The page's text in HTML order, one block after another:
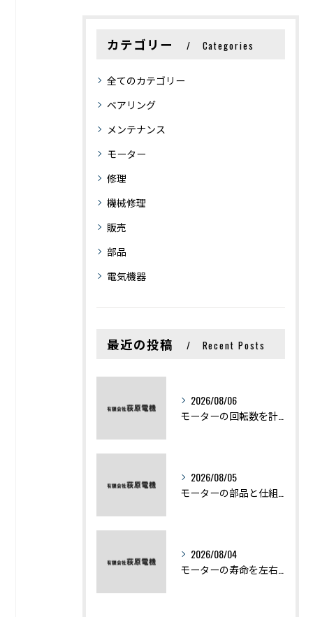
カテゴリー Categories
全てのカテゴリー
ベアリング
メンテナンス
モーター
修理
機械修理
販売
部品
電気機器
最近の投稿 Recent Posts
2026/08/06
2026/08/05
2026/08/04